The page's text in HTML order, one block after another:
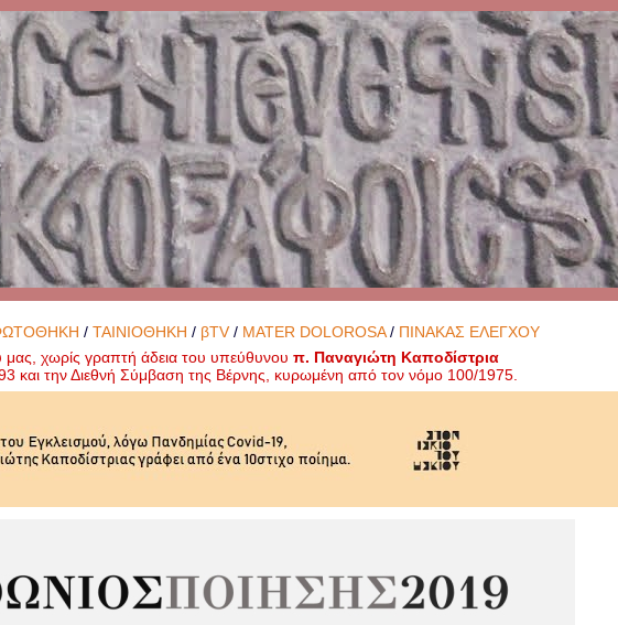
/ΤΑΙΝΙΟΘΗΚΗ / βTV / MATER DOLOROSA/ ΠΙΝΑΚΑΣ ΕΛΕΓΧΟΥ
μας, χωρίς γραπτή άδεια του υπεύθυνουπ. Παναγιώτη Καποδίστρια
και την Διεθνή Σύμβαση της Βέρνης, κυρωμένη από τον νόμο 100/1975.